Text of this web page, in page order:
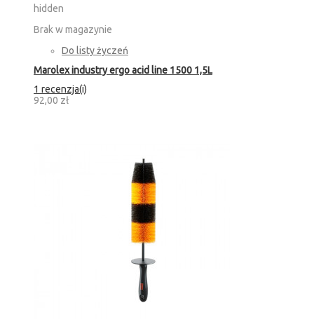
hidden
Brak w magazynie
Do listy życzeń
Marolex industry ergo acid line 1500 1,5L
1 recenzja(i)
92,00 zł